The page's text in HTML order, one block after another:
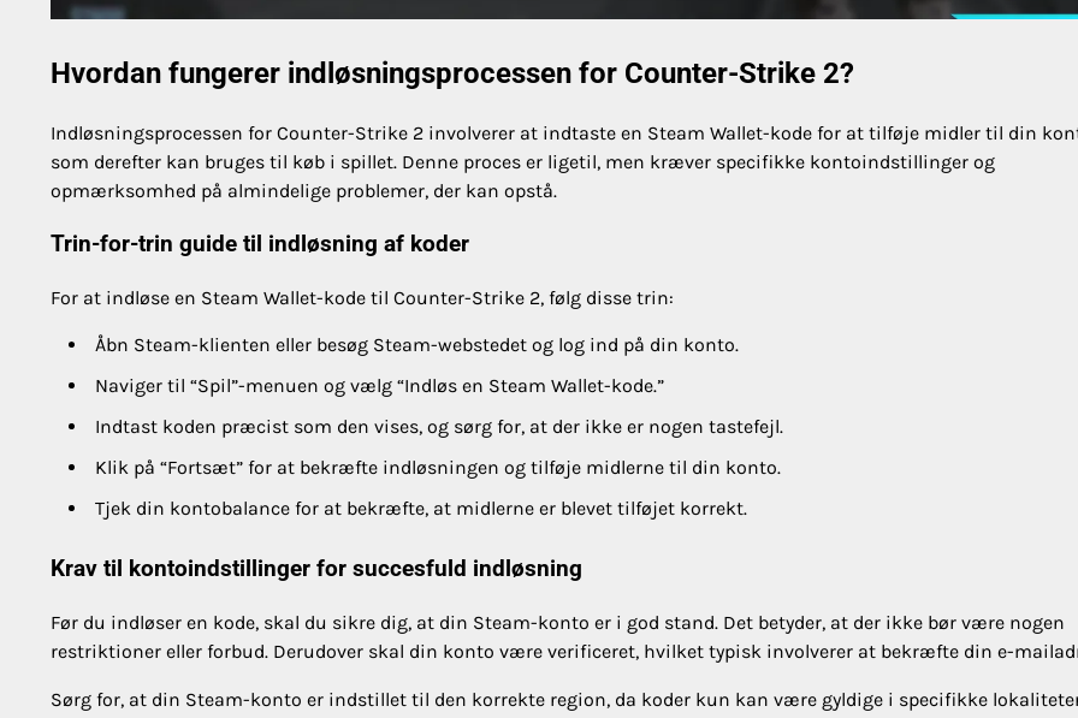
Hvordan fungerer indløsningsprocessen for Counter-Strike 2?
Indløsningsprocessen for Counter-Strike 2 involverer at indtaste en Steam Wallet-kode for at tilføje midler til din
som derefter kan bruges til køb i spillet. Denne proces er ligetil, men kræver specifikke kontoindstillinger og
opmærksomhed på almindelige problemer, der kan opstå.
Trin-for-trin guide til indløsning af koder
For at indløse en Steam Wallet-kode til Counter-Strike 2, følg disse trin:
Åbn Steam-klienten eller besøg Steam-webstedet og log ind på din konto.
Naviger til “Spil”-menuen og vælg “Indløs en Steam Wallet-kode.”
Indtast koden præcist som den vises, og sørg for, at der ikke er nogen tastefejl.
Klik på “Fortsæt” for at bekræfte indløsningen og tilføje midlerne til din konto.
Tjek din kontobalance for at bekræfte, at midlerne er blevet tilføjet korrekt.
Krav til kontoindstillinger for succesfuld indløsning
Før du indløser en kode, skal du sikre dig, at din Steam-konto er i god stand. Det betyder, at der ikke bør være nogen
restriktioner eller forbud. Derudover skal din konto være verificeret, hvilket typisk involverer at bekræfte din e-
Sørg for, at din Steam-konto er indstillet til den korrekte region, da koder kun kan være gyldige i specifikke